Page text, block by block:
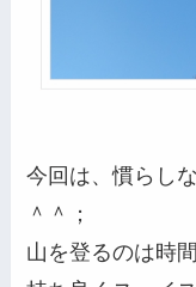
今回は、慣らし
＾＾；
山を登るのは時